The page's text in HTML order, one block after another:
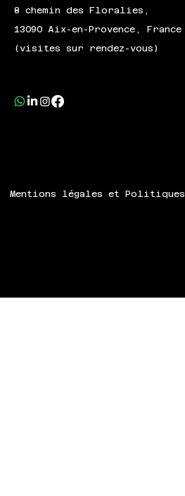
8 chemin des Floralies,
13090 Aix-en-Provence, France
(visites sur rendez-vous)
Mentions légales et Politiques